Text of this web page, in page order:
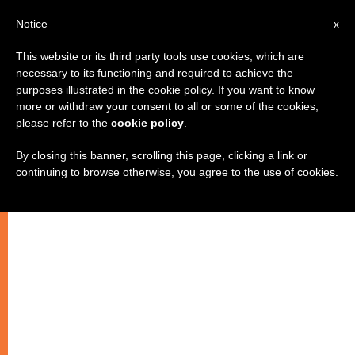
البشارة الجديدة، دعوة إلى الفرح
المسيحي
x
Notice
This website or its third party tools use cookies, which are
necessary to its functioning and required to achieve the
purposes illustrated in the cookie policy. If you want to know
more or withdraw your consent to all or some of the cookies,
please refer to the cookie policy
By closing this banner, scrolling this page, clicking a link or
continuing to browse otherwise, you agree to the use of cookies.